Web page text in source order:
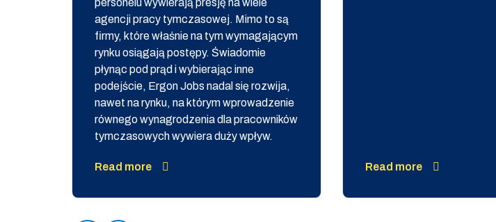
personelu wywierają presję na wiele
agencji pracy tymczasowej. Mimo to są
firmy, które właśnie na tym wymagającym
rynku osiągają postępy. Świadomie
płynąc pod prąd i wybierając inne
podejście, Ergon Jobs nadal się rozwija,
nawet na rynku, na którym wprowadzenie
równego wynagrodzenia dla pracowników
tymczasowych wywiera duży wpływ.
Read more Read more